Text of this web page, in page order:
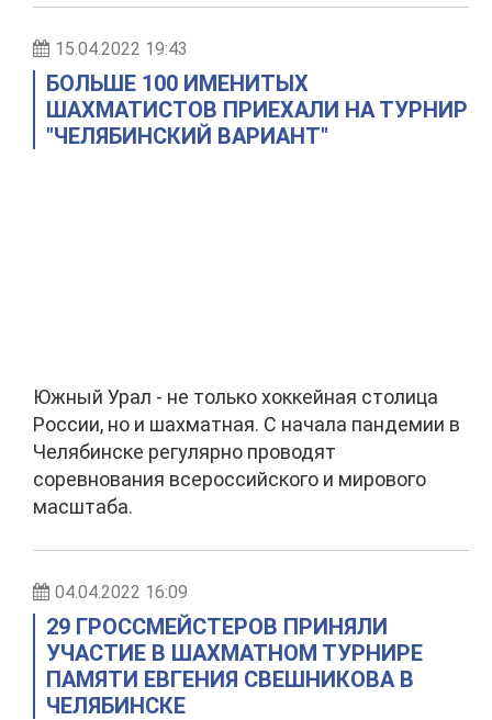
15.04.2022 19:43
БОЛЬШЕ 100 ИМЕНИТЫХ
ШАХМАТИСТОВ ПРИЕХАЛИ НА ТУРНИР
"ЧЕЛЯБИНСКИЙ ВАРИАНТ"
Южный Урал - не только хоккейная столица
России, но и шахматная. С начала пандемии в
Челябинске регулярно проводят
соревнования всероссийского и мирового
масштаба.
04.04.2022 16:09
29 ГРОССМЕЙСТЕРОВ ПРИНЯЛИ
УЧАСТИЕ В ШАХМАТНОМ ТУРНИРЕ
ПАМЯТИ ЕВГЕНИЯ СВЕШНИКОВА В
ЧЕЛЯБИНСКЕ